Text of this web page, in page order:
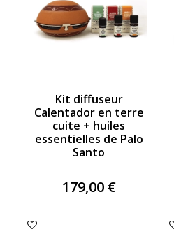
Kit diffuseur
Calentador en terre
cuite + huiles
essentielles de Palo
Santo
179,00 €